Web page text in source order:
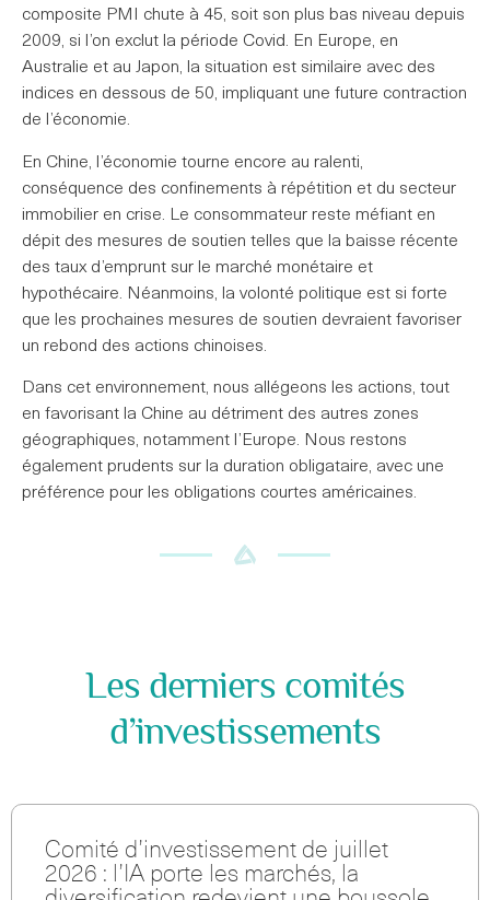
composite PMI chute à 45, soit son plus bas niveau depuis
2009, si l’on exclut la période Covid. En Europe, en
Australie et au Japon, la situation est similaire avec des
indices en dessous de 50, impliquant une future contraction
de l’économie.
En Chine, l’économie tourne encore au ralenti,
conséquence des confinements à répétition et du secteur
immobilier en crise. Le consommateur reste méfiant en
dépit des mesures de soutien telles que la baisse récente
des taux d’emprunt sur le marché monétaire et
hypothécaire. Néanmoins, la volonté politique est si forte
que les prochaines mesures de soutien devraient favoriser
un rebond des actions chinoises.
Dans cet environnement, nous allégeons les actions, tout
en favorisant la Chine au détriment des autres zones
géographiques, notamment l’Europe. Nous restons
également prudents sur la duration obligataire, avec une
préférence pour les obligations courtes américaines.
Les derniers comités
d’investissements
Comité d’investissement de juillet
2026 : l’IA porte les marchés, la